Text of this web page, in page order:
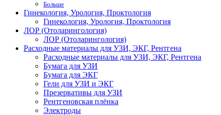
Больше
Гинекология, Урология, Проктология
Гинекология, Урология, Проктология
ЛОР (Отоларингология)
ЛОР (Отоларингология)
Расходные материалы для УЗИ, ЭКГ, Рентгена
Расходные материалы для УЗИ, ЭКГ, Рентгена
Бумага для УЗИ
Бумага для ЭКГ
Гели для УЗИ и ЭКГ
Презервативы для УЗИ
Рентгеновская плёнка
Электроды